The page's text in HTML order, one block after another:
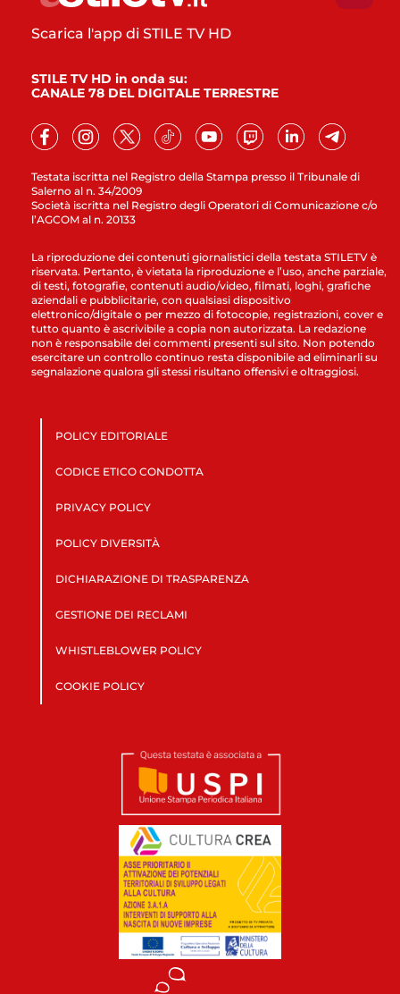
Testata iscritta nel Registro della Stampa presso il Tribunale di
Salerno al n. 34/2009
Società iscritta nel Registro degli Operatori di Comunicazione c/o
l’AGCOM al n. 20133
Scarica l'app di STILE TV HD
STILE TV HD in onda su:
CANALE 78 DEL DIGITALE TERRESTRE
La riproduzione dei contenuti giornalistici della testata STILETV è
riservata. Pertanto, è vietata la riproduzione e l’uso, anche parziale,
di testi, fotografie, contenuti audio/video, filmati, loghi, grafiche
aziendali e pubblicitarie, con qualsiasi dispositivo
elettronico/digitale o per mezzo di fotocopie, registrazioni, cover e
tutto quanto è ascrivibile a copia non autorizzata. La redazione
non è responsabile dei commenti presenti sul sito. Non potendo
esercitare un controllo continuo resta disponibile ad eliminarli su
segnalazione qualora gli stessi risultano offensivi e oltraggiosi.
POLICY EDITORIALE
CODICE ETICO CONDOTTA
PRIVACY POLICY
POLICY DIVERSITÀ
DICHIARAZIONE DI TRASPARENZA
GESTIONE DEI RECLAMI
WHISTLEBLOWER POLICY
COOKIE POLICY